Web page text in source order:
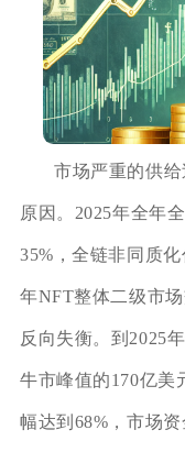
市场严重的供
原因。2025年全年
35%，全链非同质
年NFT整体二级市
反向失衡。到2025
牛市峰值的170亿美
幅达到68%，市场